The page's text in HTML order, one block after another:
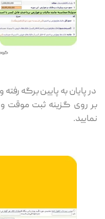
در پایان به پایین برگه
بر روی گزینه ثبت موقت
نمایید.